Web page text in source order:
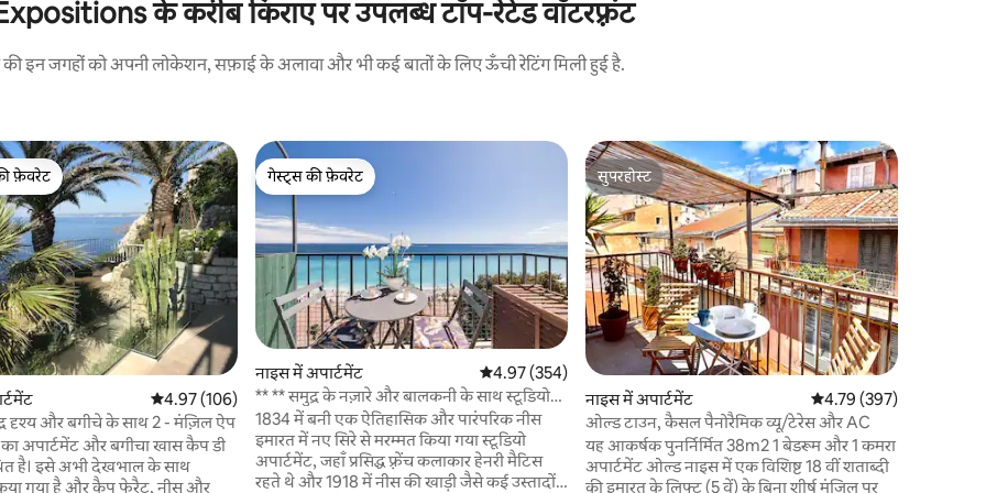
के करीब किराए पर उपलब्ध टॉप-रेटेड वॉटरफ़्रंट
इन जगहों को अपनी लोकेशन, सफ़ाई के अलावा और भी कई बातों के लिए ऊँची रेटिंग मिली हुई है.
फ़ेवरेट
फ़ेवरेट
औसत रेटिंग 5 में से 4.97, 106 समीक्षाएँ
4.97 (106)
दृश्य और बगीचे के साथ 2 - मंज़िल ऐप
अपार्टमेंट और बगीचा खास कैप डी
है। इसे अभी देखभाल के साथ
गया है और कैप फेरैट, नीस और
गेस्ट्स की फ़ेवरेट
गेस्ट्स की फ़ेवरेट
नाइस में अपार्टमेंट औसत रेटिंग 5 में से 4.97, 354 समीक्षाएँ
4.97 (354)
** ** समुद्र के नज़ारे और बालकनी के साथ स्टूडियो
अपार्टमेंट **
1834 में बनी एक ऐतिहासिक और पारंपरिक नीस
इमारत में नए सिरे से मरम्मत किया गया स्टूडियो
अपार्टमेंट, जहाँ प्रसिद्ध फ़्रेंच कलाकार हेनरी मैटिस
रहते थे और 1918 में नीस की खाड़ी जैसे कई उस्तादों
सुपरहोस्ट
सुपरहोस्ट
नाइस में अपार्टमेंट औसत रेटिंग 5 में से 4.79,
4.79 (397)
ओल्ड टाउन, कैसल पैनोरैमिक व्यू/टेरेस और AC
यह आकर्षक पुनर्निर्मित 38m2 1 बेडरूम और 1 कमरा
अपार्टमेंट ओल्ड नाइस में एक विशिष्ट 18 वीं शताब्दी
की इमारत के लिफ्ट (5 वें) के बिना शीर्ष मंजिल पर